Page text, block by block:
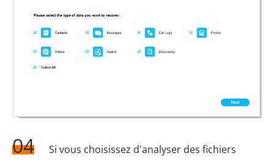
04
Si vous choisissez d'analyser des fichiers